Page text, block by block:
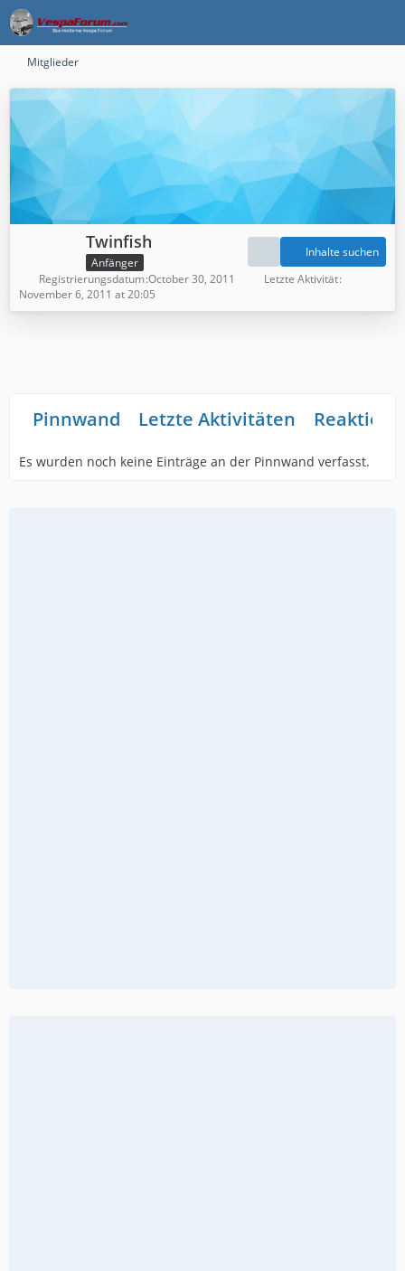
Mitglieder
Twinfish
Anfänger
Inhalte suchen
Registrierungsdatum October 30, 2011
Letzte Aktivität
November 6, 2011 at 20:05
Pinnwand Letzte Aktivitäten
Es wurden noch keine Einträge an der Pinnwand verfasst.